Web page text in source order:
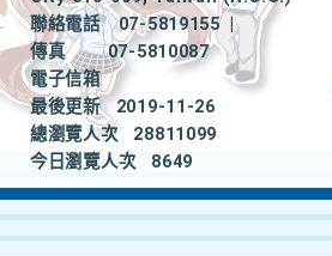
聯絡電話
07-5819155
|
傳真
07-5810087
電子信箱
最後更新
2019-11-26
總瀏覽人次
28811099
今日瀏覽人次
8649